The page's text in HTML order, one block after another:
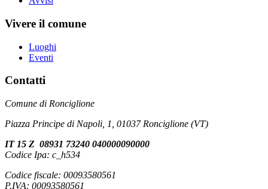
Vivere il comune
Luoghi
Eventi
Contatti
Comune di Ronciglione
Piazza Principe di Napoli, 1, 01037 Ronciglione (VT)
IT 15 Z 08931 73240 040000090000
Codice Ipa: c_h534
Codice fiscale: 00093580561
P.IVA: 00093580561